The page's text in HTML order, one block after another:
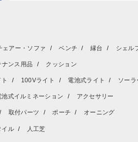
ェアー・ソファ ベンチ 縁台 シェル
ナンス用品 クッション
100Vライト 電池式ライト ソー
池式イルミネーション アクセサリー
取付パーツ ポーチ オーニング
イル 人工芝